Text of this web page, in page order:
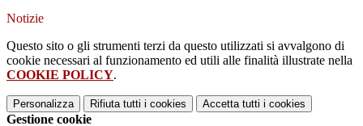
Notizie
Questo sito o gli strumenti terzi da questo utilizzati si avvalgono di
cookie necessari al funzionamento ed utili alle finalità illustrate nella
COOKIE POLICY.
Personalizza Rifiuta tutti i cookies Accetta tutti i cookies
Gestione cookie